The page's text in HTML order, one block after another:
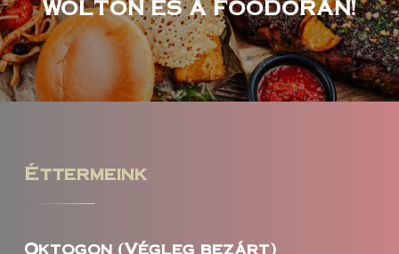
WOLTON ÉS A FOODORÁN!
Éttermeink
Oktogon (Végleg bezárt)